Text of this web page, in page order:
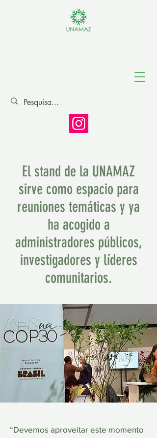
El stand de la UNAMAZ
sirve como espacio para
reuniones temáticas y ya
ha acogido a
administradores públicos,
investigadores y líderes
comunitarios.
“Devemos aproveitar este momento